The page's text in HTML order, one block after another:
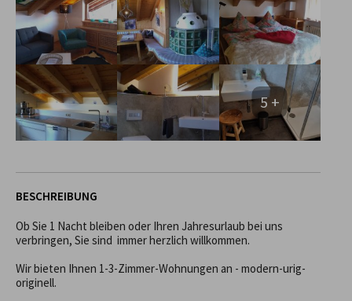
5 +
BESCHREIBUNG
Ob Sie 1 Nacht bleiben oder Ihren Jahresurlaub bei uns
verbringen, Sie sind  immer herzlich willkommen.
Wir bieten Ihnen 1-3-Zimmer-Wohnungen an - modern-urig-
originell.